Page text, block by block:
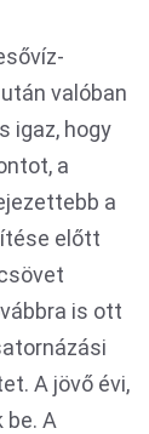
valóban
igaz, hogy
a
a
előtt
is ott
A jövő évi,
A